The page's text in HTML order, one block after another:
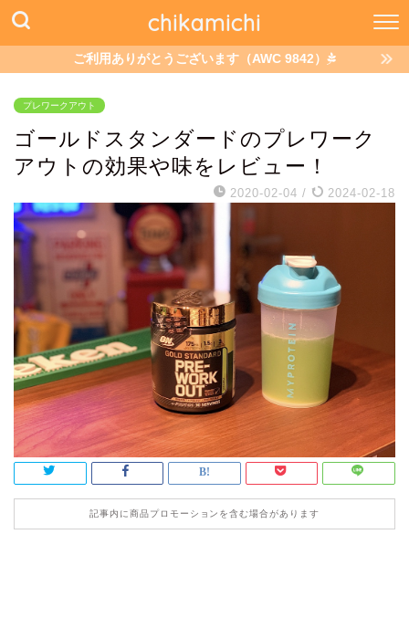
chikamichi
ご利用ありがとうございます（AWC 9842）
プレワークアウト
ゴールドスタンダードのプレワーク
アウトの効果や味をレビュー！
2020-02-04 / 2024-02-18
記事内に商品プロモーションを含む場合があります